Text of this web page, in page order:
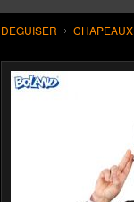
DEGUISER CHAPEAUX